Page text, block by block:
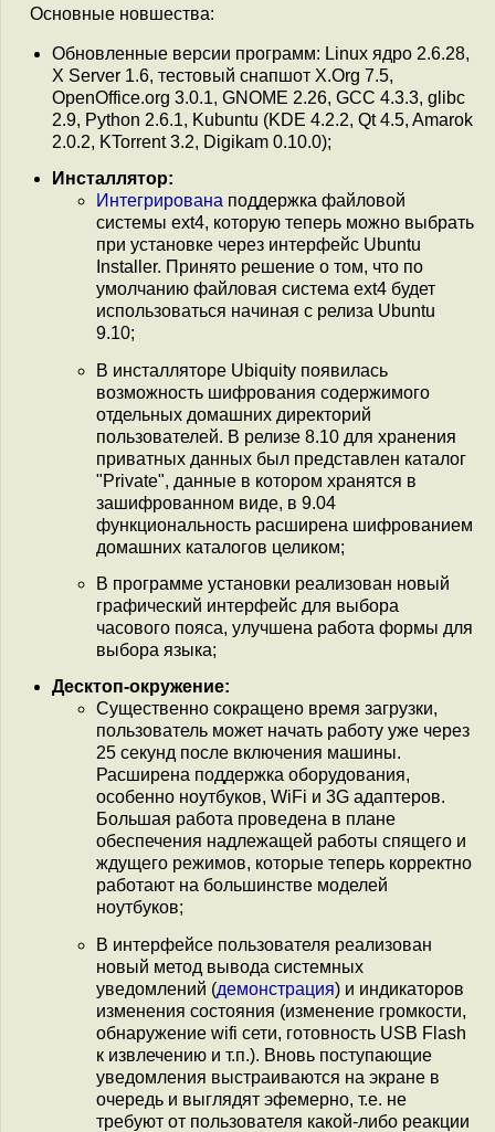
Основные новшества:
Обновленные версии программ: Linux ядро 2.6.28,
X Server 1.6, тестовый снапшот X.Org 7.5,
OpenOffice.org 3.0.1, GNOME 2.26, GCC 4.3.3, glibc
2.9, Python 2.6.1, Kubuntu (KDE 4.2.2, Qt 4.5, Amarok
2.0.2, KTorrent 3.2, Digikam 0.10.0);
Инсталлятор:
Интегрирована поддержка файловой
системы ext4, которую теперь можно выбрать
при установке через интерфейс Ubuntu
Installer. Принято решение о том, что по
умолчанию файловая система ext4 будет
использоваться начиная с релиза Ubuntu
9.10;
В инсталляторе Ubiquity появилась
возможность шифрования содержимого
отдельных домашних директорий
пользователей. В релизе 8.10 для хранения
приватных данных был представлен каталог
"Private", данные в котором хранятся в
зашифрованном виде, в 9.04
функциональность расширена шифрованием
домашних каталогов целиком;
В программе установки реализован новый
графический интерфейс для выбора
часового пояса, улучшена работа формы для
выбора языка;
Десктоп-окружение:
Существенно сокращено время загрузки,
пользователь может начать работу уже через
25 секунд после включения машины.
Расширена поддержка оборудования,
особенно ноутбуков, WiFi и 3G адаптеров.
Большая работа проведена в плане
обеспечения надлежащей работы спящего и
ждущего режимов, которые теперь корректно
работают на большинстве моделей
ноутбуков;
В интерфейсе пользователя реализован
новый метод вывода системных
уведомлений (демонстрация) и индикаторов
изменения состояния (изменение громкости,
обнаружение wifi сети, готовность USB Flash
к извлечению и т.п.). Вновь поступающие
уведомления выстраиваются на экране в
очередь и выглядят эфемерно, т.е. не
требуют от пользователя какой-либо реакции